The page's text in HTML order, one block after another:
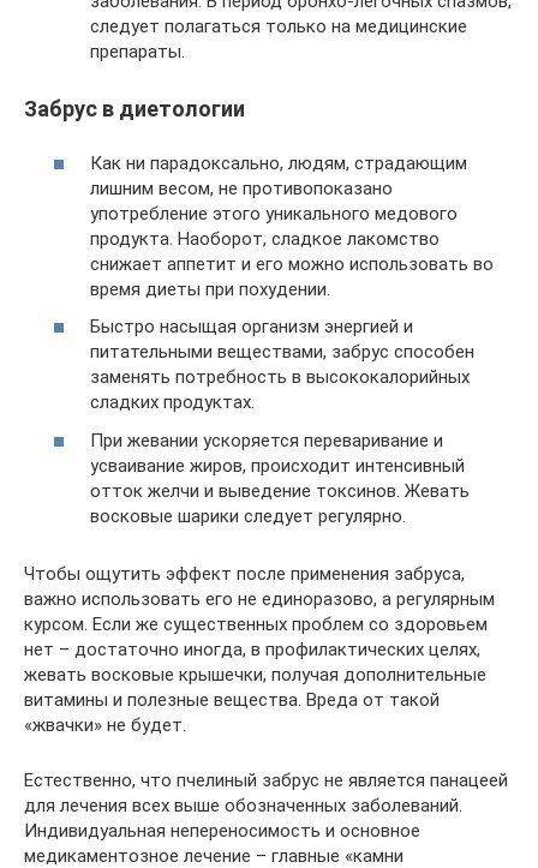
следует полагаться только на медицинские
препараты.
Забрус в диетологии
Как ни парадоксально, людям, страдающим
лишним весом, не противопоказано
употребление этого уникального медового
продукта. Наоборот, сладкое лакомство
снижает аппетит и его можно использовать во
время диеты при похудении.
Быстро насыщая организм энергией и
питательными веществами, забрус способен
заменять потребность в высококалорийных
сладких продуктах.
При жевании ускоряется переваривание и
усваивание жиров, происходит интенсивный
отток желчи и выведение токсинов. Жевать
восковые шарики следует регулярно.
Чтобы ощутить эффект после применения забруса,
важно использовать его не единоразово, а регулярным
курсом. Если же существенных проблем со здоровьем
нет – достаточно иногда, в профилактических целях,
жевать восковые крышечки, получая дополнительные
витамины и полезные вещества. Вреда от такой
«жвачки» не будет.
Естественно, что пчелиный забрус не является панацеей
для лечения всех выше обозначенных заболеваний.
Индивидуальная непереносимость и основное
медикаментозное лечение – главные «камни